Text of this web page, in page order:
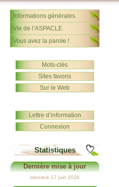
Informations générales
Vie de l’ASPACLE
Vous avez la parole !
Mots-clés
Sites favoris
Sur le Web
Lettre d’information
Connexion
Statistiques
Dernière mise à jour
mercredi 17 juin 2026